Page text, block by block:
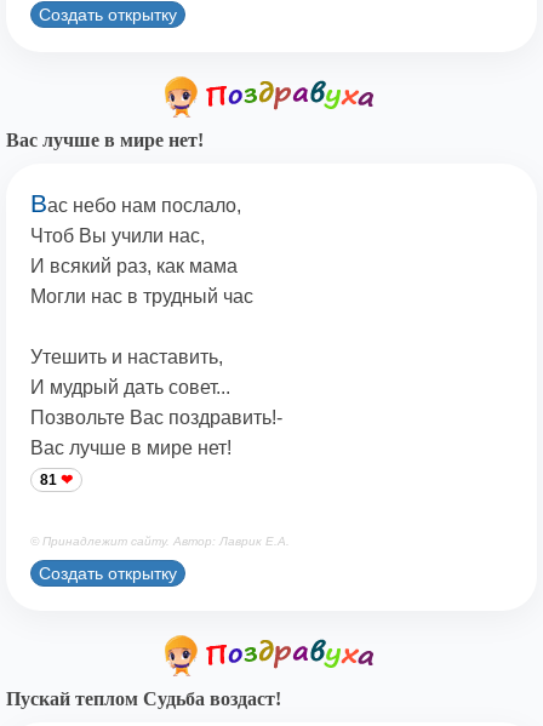
Создать открытку
Вас лучше в мире нет!
Вас небо нам послало,
Чтоб Вы учили нас,
И всякий раз, как мама
Могли нас в трудный час
Утешить и наставить,
И мудрый дать совет...
Позвольте Вас поздравить!-
Вас лучше в мире нет!
81
© Принадлежит сайту. Автор: Лаврик Е.А.
Создать открытку
Пускай теплом Судьба воздаст!